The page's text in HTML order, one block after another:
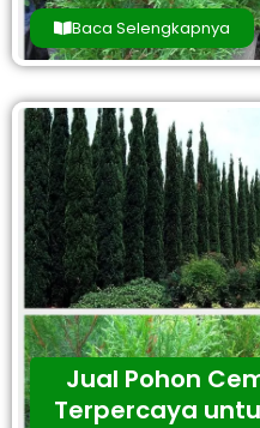
Baca Selengkapnya
Jual Pohon
Terpercaya